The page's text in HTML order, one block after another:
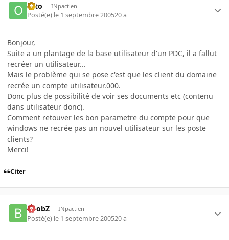
otto INpactien
Posté(e) le 1 septembre 200520 a
Bonjour,
Suite a un plantage de la base utilisateur d'un PDC, il a fallut
recréer un utilisateur...
Mais le problème qui se pose c'est que les client du domaine
recrée un compte utilisateur.000.
Donc plus de possibilité de voir ses documents etc (contenu
dans utilisateur donc).
Comment retouver les bon parametre du compte pour que
windows ne recrée pas un nouvel utilisateur sur les poste
clients?
Merci!
Citer
BoobZ INpactien
Posté(e) le 1 septembre 200520 a